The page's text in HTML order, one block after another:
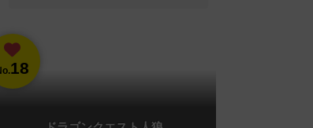
18